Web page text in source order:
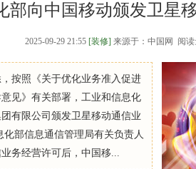
部向中国移动颁发卫星
2025-09-29 21:55 [装修] 来源于：中国网 阅
按照《关于优化业务准入促进
见》有关部署，工业和信息化
有限公司颁发卫星移动通信业
部信息通信管理局有关负责人
务经营许可后，中国移...